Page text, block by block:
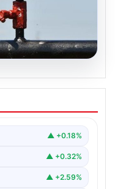
Güncel Durum
yaşanan▲ +0.18%
▲ +0.32%
▲ +2.59%